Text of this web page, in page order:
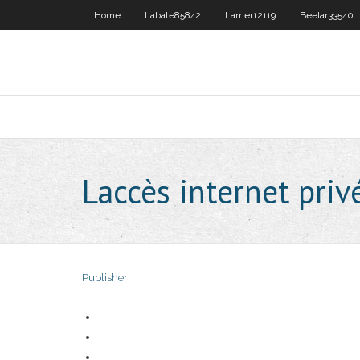
Home Labate85842 Larrier12119 Beelar33540
Laccès internet
Publisher